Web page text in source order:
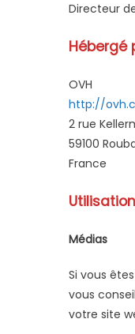
Directeur
Hébergé
OVH
http://
2 rue
59100
France
Médias
Si vous
vous
votre site